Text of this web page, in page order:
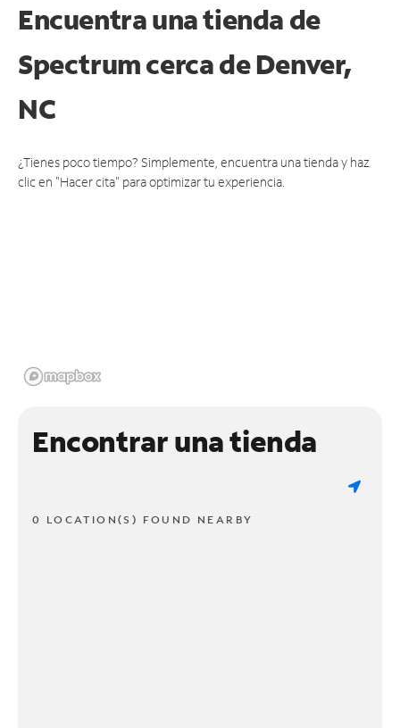
Encuentra una tienda de
Spectrumcerca de Denver,
NC
¿Tienes poco tiempo? Simplemente, encuentra una tienda y haz
clic en "Hacer cita" para optimizar tu experiencia.
Encontrar una tienda
0 LOCATION(S) FOUND NEARBY